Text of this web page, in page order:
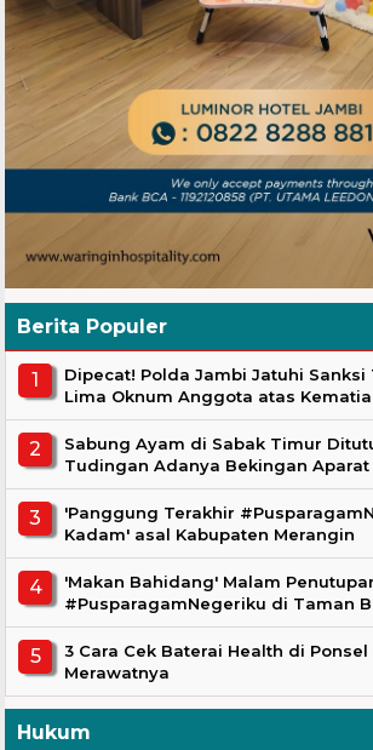
Berita Populer
Dipecat! Polda Jambi Jatuhi Sanksi
Lima Oknum Anggota atas
Sabung Ayam di Sabak Timur
Tudingan Adanya Bekingan Aparat
'Panggung Terakhir
Kadam' asal Kabupaten Merangin
'Makan Bahidang' Malam
#PusparagamNegeriku di Taman
3 Cara Cek Baterai Health di
Merawatnya
Hukum